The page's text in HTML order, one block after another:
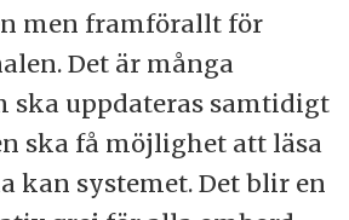
men framförallt för
Det är många
ska uppdateras samtidigt
ska få möjlighet att läsa
kan systemet. Det blir en